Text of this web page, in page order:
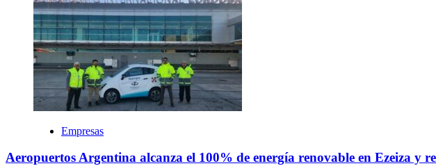
Empresas
Aeropuertos Argentina alcanza el 100% de energía renovable en Ezeiza y